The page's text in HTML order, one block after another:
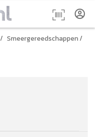
/ Smeergereedschappen/